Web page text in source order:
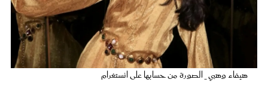
هيفاء وهبي _ الصورة من حسابها على انستغرام